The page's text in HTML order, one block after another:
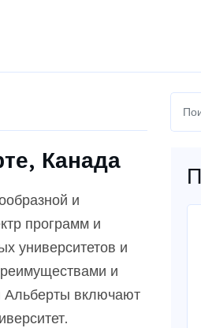
Канада
и
программ и
университетов и
и
Альберты включают